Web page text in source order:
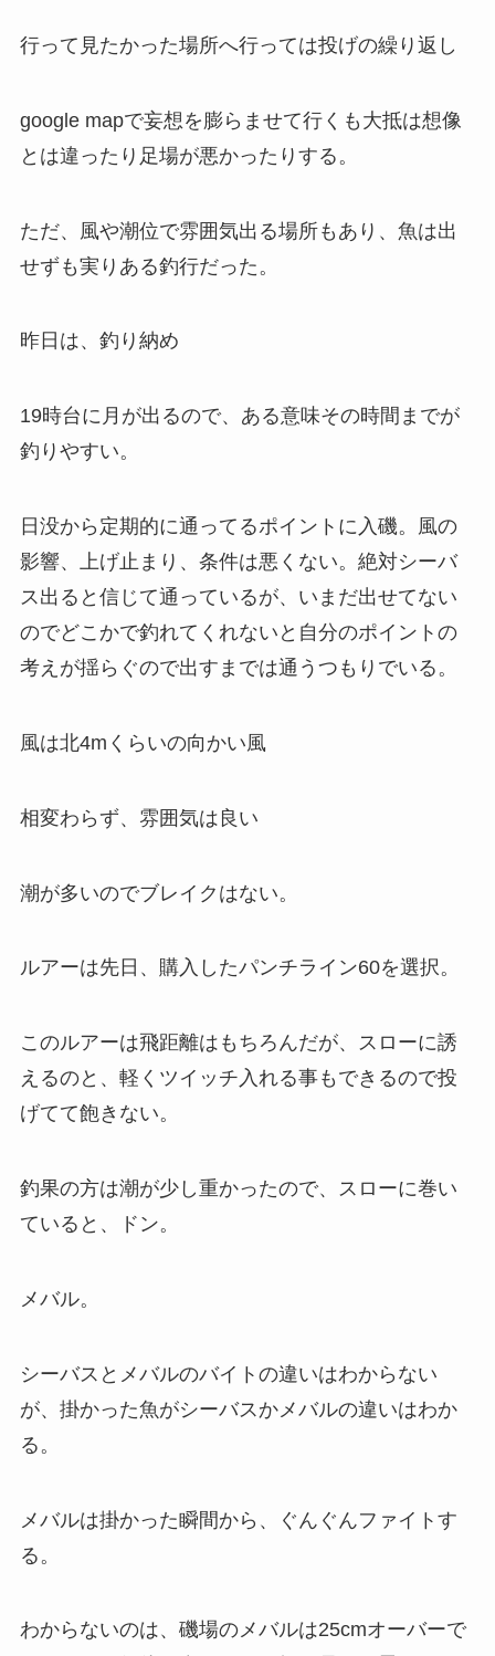
行って見たかった場所へ行っては投げの繰り返し
google mapで妄想を膨らませて行くも大抵は想像
とは違ったり足場が悪かったりする。
ただ、風や潮位で雰囲気出る場所もあり、魚は出
せずも実りある釣行だった。
昨日は、釣り納め
19時台に月が出るので、ある意味その時間までが
釣りやすい。
日没から定期的に通ってるポイントに入磯。風の
影響、上げ止まり、条件は悪くない。絶対シーバ
ス出ると信じて通っているが、いまだ出せてない
のでどこかで釣れてくれないと自分のポイントの
考えが揺らぐので出すまでは通うつもりでいる。
風は北4mくらいの向かい風
相変わらず、雰囲気は良い
潮が多いのでブレイクはない。
ルアーは先日、購入したパンチライン60を選択。
このルアーは飛距離はもちろんだが、スローに誘
えるのと、軽くツイッチ入れる事もできるので投
げてて飽きない。
釣果の方は潮が少し重かったので、スローに巻い
ていると、ドン。
メバル。
シーバスとメバルのバイトの違いはわからない
が、掛かった魚がシーバスかメバルの違いはわか
る。
メバルは掛かった瞬間から、ぐんぐんファイトす
る。
わからないのは、磯場のメバルは25cmオーバーで